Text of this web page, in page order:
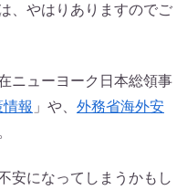
、やはりありますのでご
ニューヨーク日本総領事
報 」や、 外務省海外安
安になってしまうかもし